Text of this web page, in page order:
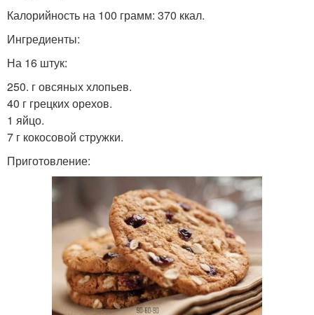
Калорийность на 100 грамм: 370 ккал.
Ингредиенты:
На 16 штук:
250. г овсяных хлопьев.
40 г грецких орехов.
1 яйцо.
7 г кокосовой стружки.
Приготовление: